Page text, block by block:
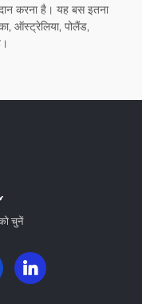
करना है। यह बस इतना
ऑस्ट्रेलिया, पोलैंड,
चुनें